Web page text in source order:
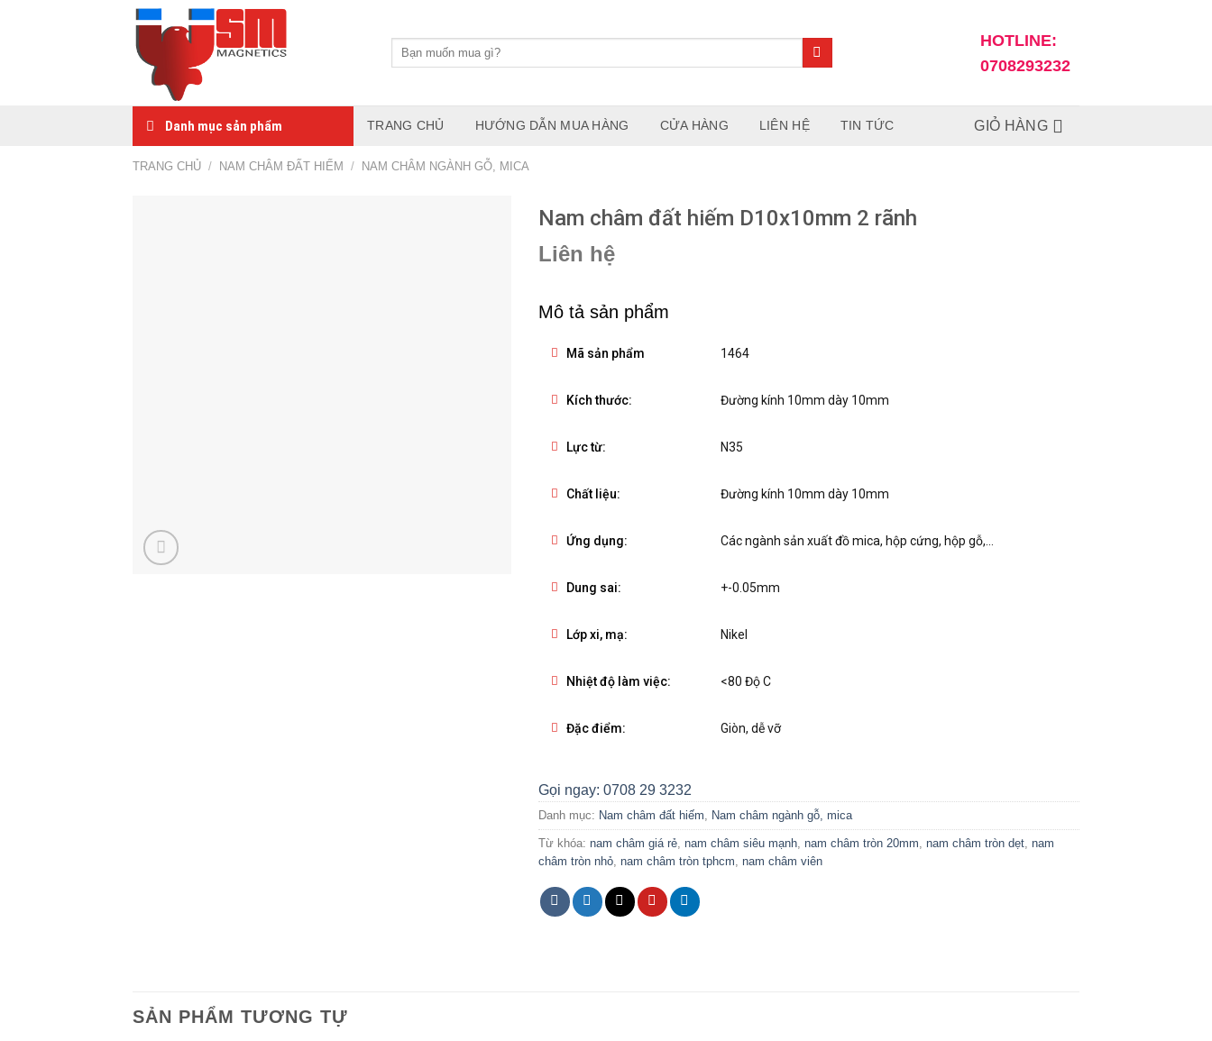
HOTLINE:
0708293232
Danh mục sản phẩm TRANG CHỦ HƯỚNG DẪN MUA HÀNG CỬA HÀNG LIÊN HỆ TIN TỨC GIỎ HÀNG
TRANG CHỦ / NAM CHÂM ĐẤT HIẾM / NAM CHÂM NGÀNH GỖ, MICA
Nam châm đất hiếm D10x10mm 2 rãnh
Liên hệ
Mô tả sản phẩm
Mã sản phẩm 1464
Kích thước: Đường kính 10mm dày 10mm
Lực từ: N35
Chất liệu: Đường kính 10mm dày 10mm
Ứng dụng: Các ngành sản xuất đồ mica, hộp cứng, hộp gỗ,...
Dung sai: +-0.05mm
Lớp xi, mạ: Nikel
Nhiệt độ làm việc: <80 Độ C
Đặc điểm: Giòn, dễ vỡ
Gọi ngay: 0708 29 3232
Danh mục: Nam châm đất hiếm, Nam châm ngành gỗ, mica
Từ khóa: nam châm giá rẻ, nam châm siêu mạnh, nam châm tròn 20mm, nam châm tròn dẹt, nam
châm tròn nhỏ, nam châm tròn tphcm, nam châm viên
SẢN PHẨM TƯƠNG TỰ